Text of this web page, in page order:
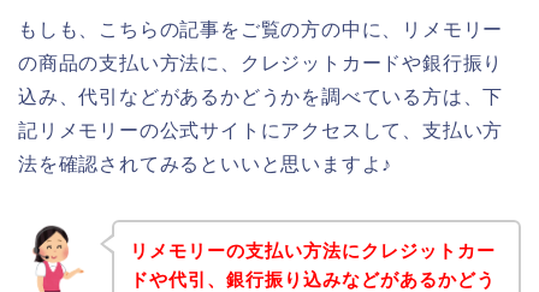
もしも、こちらの記事をご覧の方の中に、リメモリー
の商品の支払い方法に、クレジットカードや銀行振り
込み、代引などがあるかどうかを調べている方は、下
記リメモリーの公式サイトにアクセスして、支払い方
法を確認されてみるといいと思いますよ♪
リメモリーの支払い方法にクレジットカー
ドや代引、銀行振り込みなどがあるかどう